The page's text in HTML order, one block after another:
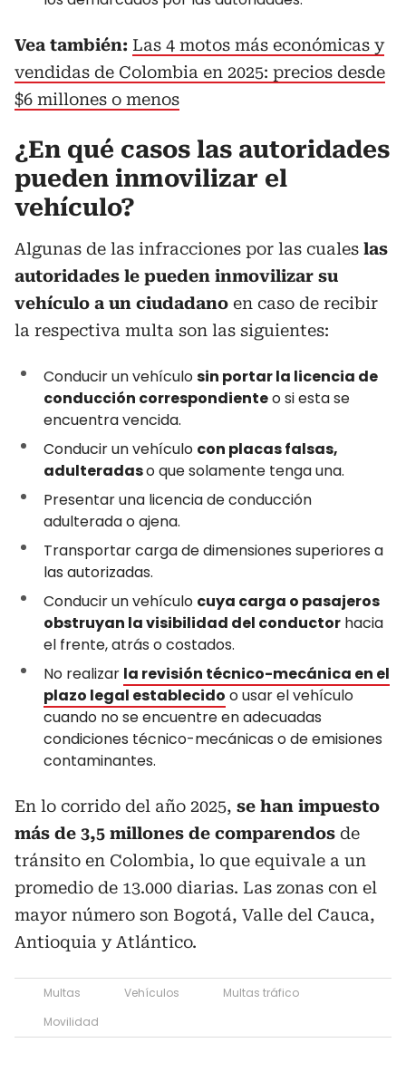
Vea también: Las 4 motos más económicas y
vendidas de Colombia en 2025: precios desde
$6 millones o menos
¿En qué casos las autoridades
pueden inmovilizar el
vehículo?
Algunas de las infracciones por las cuales las
autoridades le pueden inmovilizar su
vehículo a un ciudadano en caso de recibir
la respectiva multa son las siguientes:
Conducir un vehículosin portar la licencia de
conducción correspondienteo si esta se
encuentra vencida.
Conducir un vehículo con placas falsas,
adulteradaso que solamente tenga una.
Presentar una licencia de conducción
adulterada o ajena.
Transportar carga de dimensiones superiores a
las autorizadas.
Conducir un vehículo cuya carga o pasajeros
obstruyan la visibilidad del conductor hacia
el frente, atrás o costados.
No realizar la revisión técnico-mecánica en el
plazo legal establecido o usar el vehículo
cuando no se encuentre en adecuadas
condiciones técnico-mecánicas o de emisiones
contaminantes.
En lo corrido del año 2025, se han impuesto
más de 3,5 millones de comparendos de
tránsito en Colombia, lo que equivale a un
promedio de 13.000 diarias. Las zonas con el
mayor número son Bogotá, Valle del Cauca,
Antioquia y Atlántico.
Multas Vehículos
Multas tráfico
Movilidad